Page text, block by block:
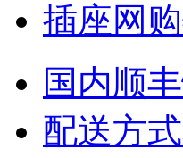
插座网
国内顺
配送方